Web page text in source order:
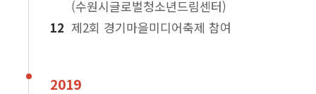
(수원시글로벌청소년드림센터)
제2회 경기마을미디어축제 참여
2019